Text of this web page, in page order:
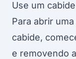
Use um cabide
Para abrir
cabide,
e removendo